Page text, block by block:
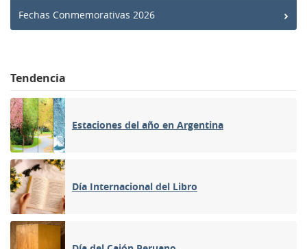
Fechas Conmemorativas 2026
Tendencia
Estaciones del año en Argentina
Día Internacional del Libro